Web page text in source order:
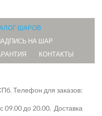
ШАРОВ
НА ШАР
КОНТАКТЫ
Телефон для заказов:
09.00 до 20.00. Доставка